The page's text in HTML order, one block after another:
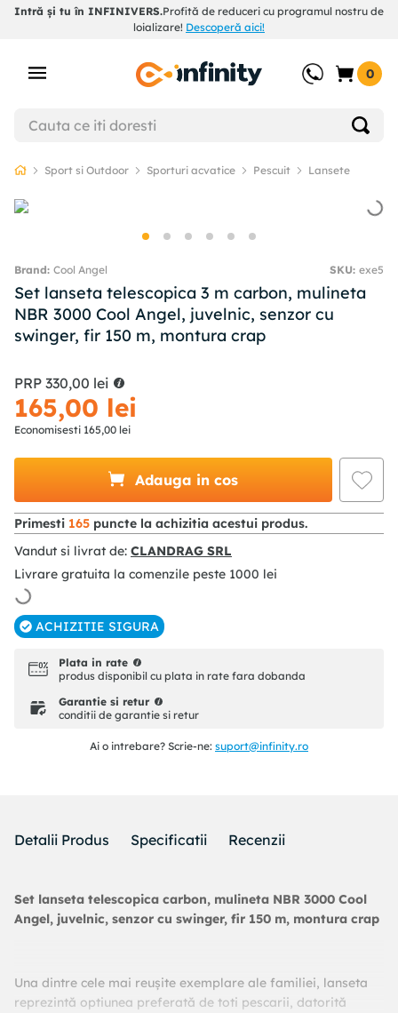
Intră și tu în INFINIVERS.Profită de reduceri cu programul nostru de
loializare! Descoperă aici!
0
Sport si Outdoor Sporturi acvatice Pescuit Lansete
Cool Angel SKU: exe5
Set lanseta telescopica 3 m carbon, mulineta
NBR 3000 Cool Angel, juvelnic, senzor cu
swinger, fir 150 m, montura crap
PRP 330,00 lei
165,00 lei
Economisesti 165,00 lei
Adauga in cos
Primesti 165 puncte la achizitia acestui produs.
Vandut si livrat de: CLANDRAG SRL
Livrare gratuita la comenzile peste 1000 lei
ACHIZITIE SIGURA
Plata in rate
produs disponibil cu plata in rate fara dobanda
Garantie si retur
conditii de garantie si retur
Ai o intrebare? Scrie-ne: suport@infinity.ro
Detalii Produs Specificatii Recenzii
Set lanseta telescopica carbon, mulineta NBR 3000 Cool
Angel, juvelnic, senzor cu swinger, fir 150 m, montura crap
Una dintre cele mai reușite exemplare ale familiei, lanseta
reprezintă optiunea preferată de toti pescarii, datorită